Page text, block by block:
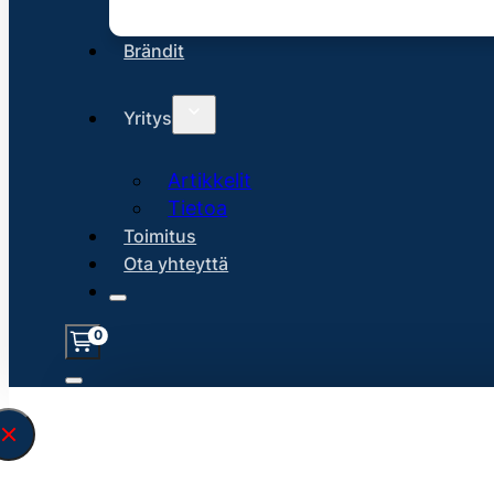
Brändit
Yritys
Artikkelit
Tietoa
Toimitus
Ota yhteyttä
0